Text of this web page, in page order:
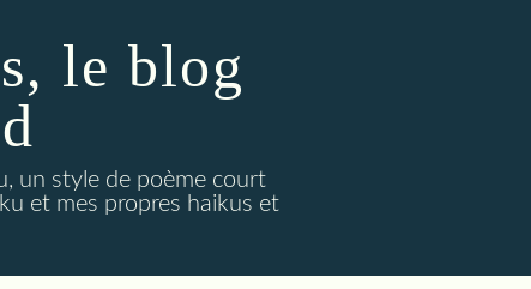
le blog
un style de poème court
et mes propres haikus et